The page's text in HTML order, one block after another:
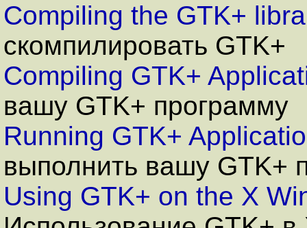
Compiling the GTK+
скомпилировать GTK+
Compiling GTK+
вашу GTK+ программу
Running GTK+
выполнить вашу GTK+
Using GTK+ on the X